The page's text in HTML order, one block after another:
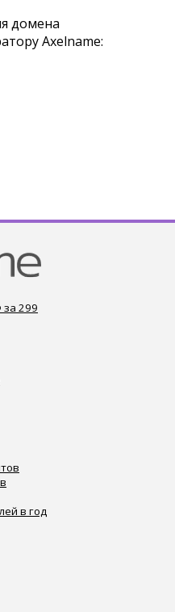
домена
Axelname:
за 299
в год